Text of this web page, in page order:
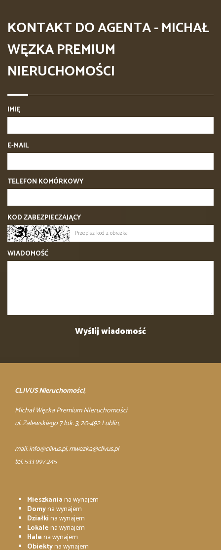
KONTAKT DO AGENTA - MICHAŁ
WĘZKA PREMIUM
NIERUCHOMOŚCI
IMIĘ
E-MAIL
TELEFON KOMÓRKOWY
KOD ZABEZPIECZAJĄCY
WIADOMOŚĆ
CLIVUS Nieruchomości,
Michał Węzka Premium NIeruchomości
ul. Zalewskiego 7 lok. 3, 20-492 Lublin,
mail:info@clivus.pl, mwezka@clivus.pl
tel. 533 997 245
Mieszkaniana wynajem
Domyna wynajem
Działkina wynajem
Lokalena wynajem
Halena wynajem
Obiektyna wynajem